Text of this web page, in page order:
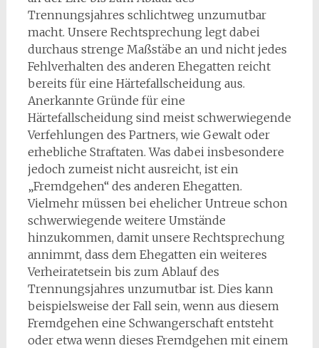
Trennungsjahres schlichtweg unzumutbar
macht. Unsere Rechtsprechung legt dabei
durchaus strenge Maßstäbe an und nicht jedes
Fehlverhalten des anderen Ehegatten reicht
bereits für eine Härtefallscheidung aus.
Anerkannte Gründe für eine
Härtefallscheidung sind meist schwerwiegende
Verfehlungen des Partners, wie Gewalt oder
erhebliche Straftaten. Was dabei insbesondere
jedoch zumeist nicht ausreicht, ist ein
„Fremdgehen“ des anderen Ehegatten.
Vielmehr müssen bei ehelicher Untreue schon
schwerwiegende weitere Umstände
hinzukommen, damit unsere Rechtsprechung
annimmt, dass dem Ehegatten ein weiteres
Verheiratetsein bis zum Ablauf des
Trennungsjahres unzumutbar ist. Dies kann
beispielsweise der Fall sein, wenn aus diesem
Fremdgehen eine Schwangerschaft entsteht
oder etwa wenn dieses Fremdgehen mit einem